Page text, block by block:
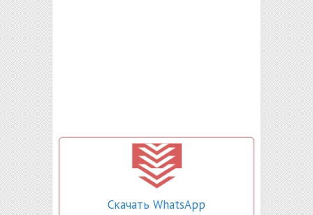
Скачать WhatsApp